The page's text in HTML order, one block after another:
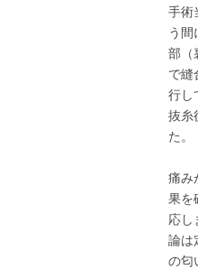
手術
う間
部（
で縫
行し
抜糸
た。
痛み
果を
応し
論は
の匂